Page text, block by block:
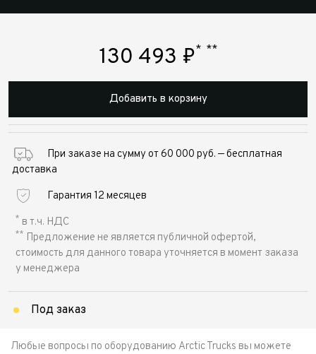
130 493 ₽* **
Добавить в корзину
При заказе на сумму от 60 000 руб. — бесплатная
доставка
Гарантия 12 месяцев
* в т.ч. НДС
** Предложение не является публичной офертой,
стоимость для данного товара уточняется в момент заказа
у менеджера
Под заказ
Любые вопросы по оборудованию Arctic Trucks вы можете